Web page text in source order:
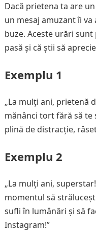
Dacă prietena ta are
un mesaj amuzant îi
buze. Aceste urări
pasă și că știi să
Exemplu 1
„La mulți ani, prietenă
mănânci tort fără să te
plină de distracție,
Exemplu 2
„La mulți ani,
momentul să
sufli în lumânări și să
Instagram!”